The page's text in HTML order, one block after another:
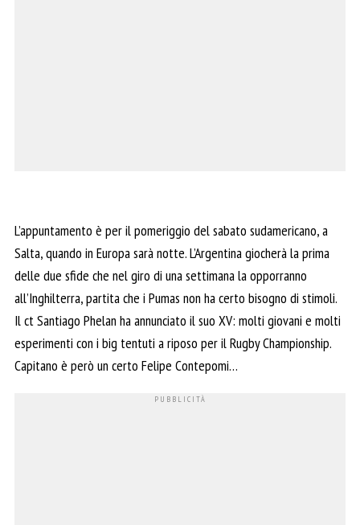
L’appuntamento è per il pomeriggio del sabato sudamericano, a
Salta, quando in Europa sarà notte. L’Argentina giocherà la prima
delle due sfide che nel giro di una settimana la opporranno
all’Inghilterra, partita che i Pumas non ha certo bisogno di stimoli.
Il ct Santiago Phelan ha annunciato il suo XV: molti giovani e molti
esperimenti con i big tentuti a riposo per il Rugby Championship.
Capitano è però un certo Felipe Contepomi…